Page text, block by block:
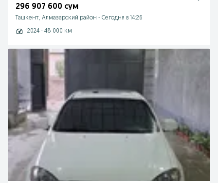
296 907 600 сум
Ташкент, Алмазарский район - Сегодня в 14:26
2024 - 48 000 км